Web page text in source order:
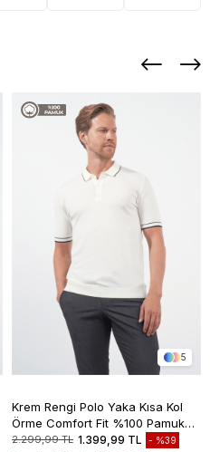
5
Krem Rengi Polo Yaka Kısa Kol
Örme Comfort Fit %100 Pamuk
Kazak 1012260151
2.299,99 TL 1.399,99 TL %39